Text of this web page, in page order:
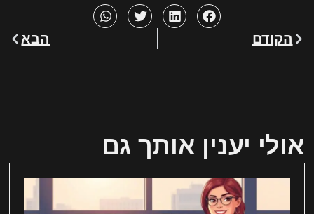
הקודם הבא
אולי יענין אותך גם